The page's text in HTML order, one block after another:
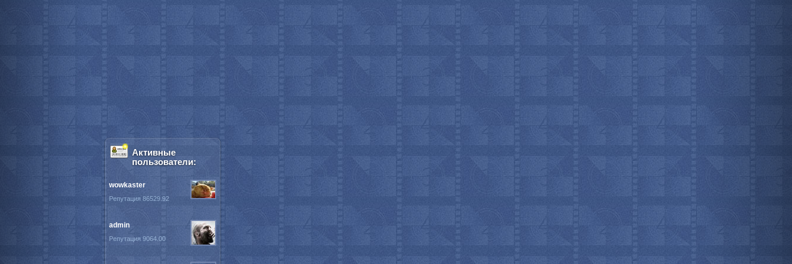
Активные
пользователи:
wowkaster
Репутация 86529.92
admin
Репутация 9064.00